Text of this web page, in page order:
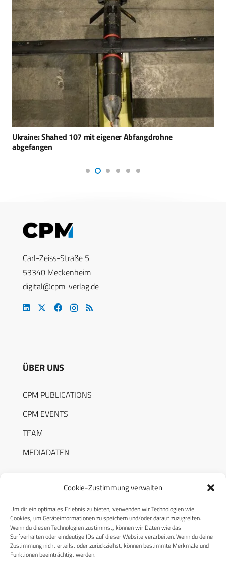
Cookie-Zustimmung verwalten
Um dir ein optimales Erlebnis zu bieten, verwenden wir Technologien wie
Cookies, um Geräteinformationen zu speichern und/oder darauf zuzugreifen.
Wenn du diesen Technologien zustimmst, können wir Daten wie das
Surfverhalten oder eindeutige IDs auf dieser Website verarbeiten. Wenn du deine
Zustimmung nicht erteilst oder zurückziehst, können bestimmte Merkmale und
Funktionen beeinträchtigt werden.
Ukraine: Shahed 107 mit eigener Abfangdrohne
abgefangen
Carl-Zeiss-Straße 5
53340 Meckenheim
digital@cpm-verlag.de
ÜBER UNS
CPM PUBLICATIONS
CPM EVENTS
TEAM
MEDIADATEN
RECHTLICHES
Datenschutzerklärung
Cookie-Richtlinie (EU)